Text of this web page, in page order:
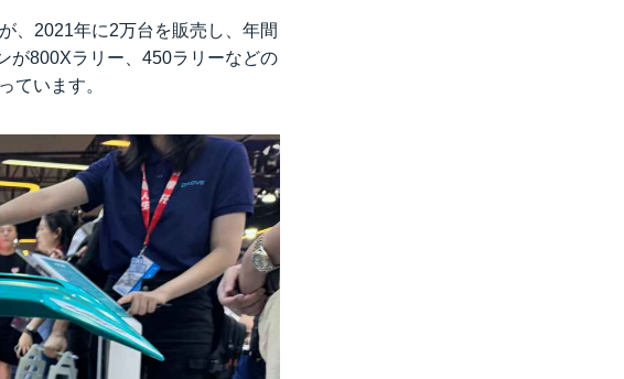
、2021年に2万台を販売し、年間
が800Xラリー、450ラリーなどの
ています。